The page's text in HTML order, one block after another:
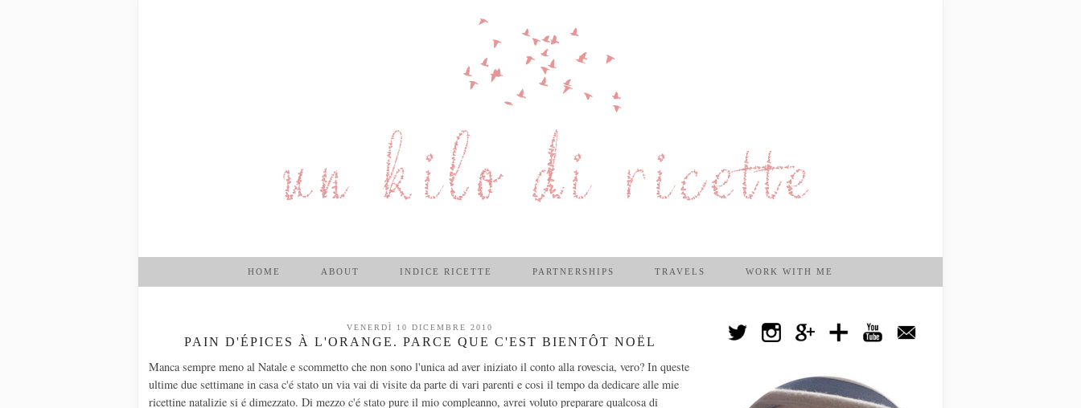
HOME ABOUT INDICE RICETTE PARTNERSHIPS TRAVELS WORK WITH ME
VENERDÌ 10 DICEMBRE 2010
PAIN D'ÉPICES À L'ORANGE. PARCE QUE C'EST BIENTÔT NOËL
Manca sempre meno al Natale e scommetto che non sono l'unica ad aver iniziato il conto alla rovescia, vero? In queste
ultime due settimane in casa c'é stato un via vai di visite da parte di vari parenti e cosi il tempo da dedicare alle mie
ricettine natalizie si é dimezzato. Di mezzo c'é stato pure il mio compleanno, avrei voluto preparare qualcosa di